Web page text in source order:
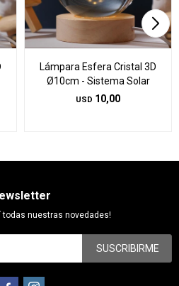
Lámpara Esfera Cristal 3D
Ø10cm - Sistema Solar
USD 10,00
todas nuestras novedades!
SUSCRIBIRME